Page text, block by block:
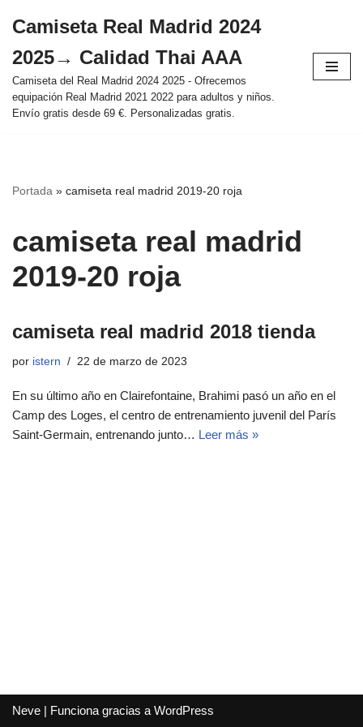
al
contenido
Camiseta Real Madrid 2024
2025→ Calidad Thai AAA
Camiseta del Real Madrid 2024 2025 - Ofrecemos
equipación Real Madrid 2021 2022 para adultos y niños.
Envío gratis desde 69 €. Personalizadas gratis.
Portada » camiseta real madrid 2019-20 roja
camiseta real madrid
2019-20 roja
camiseta real madrid 2018 tienda
por istern 22 de marzo de 2023
En su último año en Clairefontaine, Brahimi pasó un año en el
Camp des Loges, el centro de entrenamiento juvenil del París
Saint-Germain, entrenando junto… Leer más »
Neve | Funciona gracias a WordPress